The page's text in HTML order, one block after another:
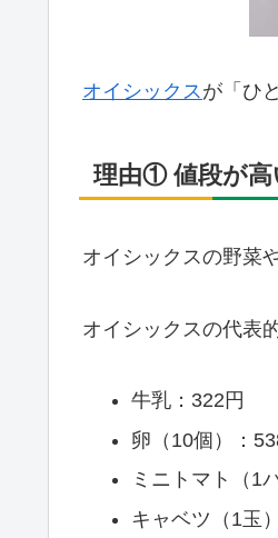
オイシックス が「ひ
理由① 値段が高
オイシックスの野菜
オイシックスの代表
牛乳：322円
卵（10個）：
ミニトマト（1
キャベツ（1玉